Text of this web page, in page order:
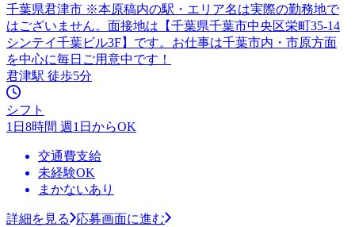
千葉県君津市 ※本原稿内の駅・エリア名は実際の勤務地で
はございません。面接地は【千葉県千葉市中央区栄町35-14
シンテイ千葉ビル3F】です。お仕事は千葉市内・市原方面
を中心に毎日ご用意中です！
君津駅 徒歩5分
シフト
1日8時間 週1日からOK
交通費支給
未経験OK
まかないあり
詳細を見る
応募画面に進む